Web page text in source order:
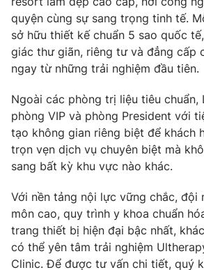
quyện cùng sự sang trọng tinh tế.
sở hữu thiết kế chuẩn 5 sao quốc
giác thư giãn, riêng tư và đẳng cấp
ngay từ những trải nghiệm đầu tiên.
Ngoài các phòng trị liệu tiêu chuẩn,
phòng VIP và phòng President với
tạo không gian riêng biệt để khách
trọn vẹn dịch vụ chuyên biệt mà
sang bất kỳ khu vực nào khác.
Với nền tảng nội lực vững chắc, đội
môn cao, quy trình y khoa chuẩn
trang thiết bị hiện đại bậc nhất,
có thể yên tâm trải nghiệm
Clinic. Để được tư vấn chi tiết, quý